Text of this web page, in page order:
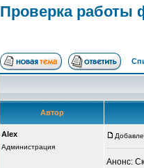
Проверка работы
Автор
Alex
Администрация
Анонс: